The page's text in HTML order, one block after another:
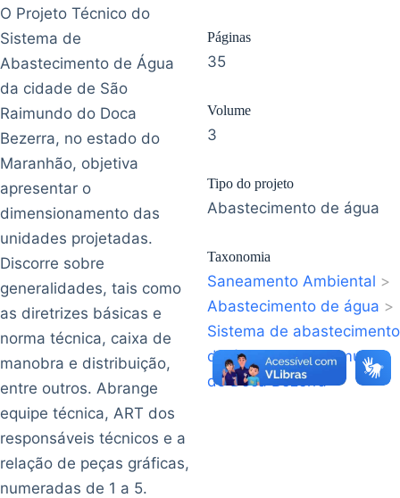
O Projeto Técnico do
Sistema de
Abastecimento de Água
da cidade de São
Raimundo do Doca
Bezerra, no estado do
Maranhão, objetiva
apresentar o
dimensionamento das
unidades projetadas.
Discorre sobre
generalidades, tais como
as diretrizes básicas e
norma técnica, caixa de
manobra e distribuição,
entre outros. Abrange
equipe técnica, ART dos
responsáveis técnicos e a
relação de peças gráficas,
numeradas de 1 a 5.
Páginas
35
Volume
3
Tipo do projeto
Abastecimento de água
Taxonomia
Saneamento Ambiental >
Abastecimento de água >
Sistema de abastecimento
de água>São Raimundo
do Doca Bezerra